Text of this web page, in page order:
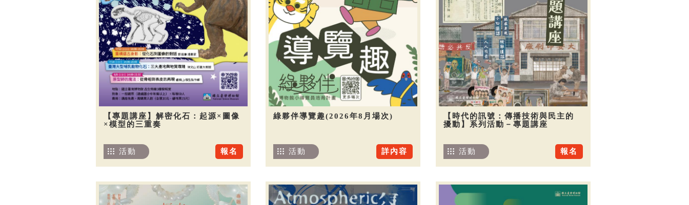
【專題講座】解密化石：起源×圖像
×模型的三重奏
報名
活動
綠夥伴導覽趣(2026年8月場次)
詳內容
活動
【時代的訊號：傳播技術與民主的
擾動】系列活動－專題講座
報名
活動